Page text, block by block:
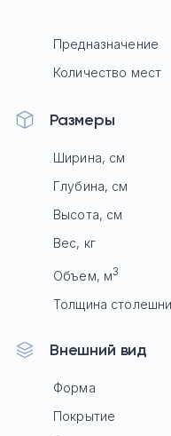
Предназначение
Количество мест
Размеры
Ширина, см
Глубина, см
Высота, см
Вес, кг
Объем, м3
Толщина
Внешний вид
Форма
Покрытие